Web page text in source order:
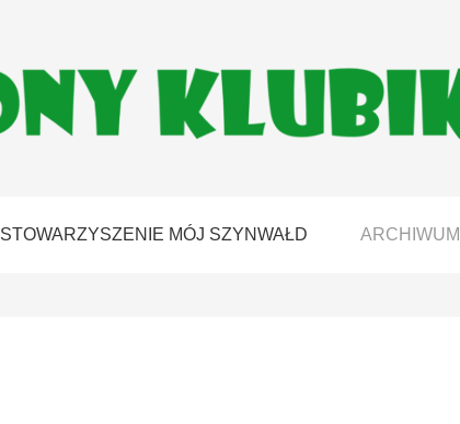
STOWARZYSZENIE MÓJ SZYNWAŁD ARCHIWUM